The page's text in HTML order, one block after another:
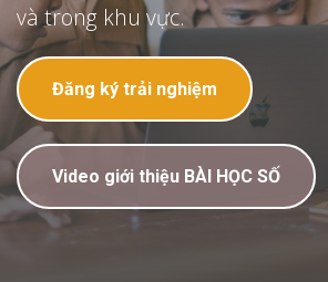
và trong khu vực.
Đăng ký trải nghiệm
Video giới thiệu BÀI HỌC SỐ